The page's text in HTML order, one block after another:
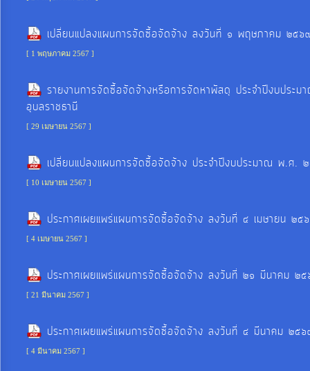
การ
และ
พัฒนา
ทรัพยากร
การ
จัด
ซื้อ
จัด
จ้าง
เงิน
การ
เปลี่ยนแปลงแผนการจัดซื้อจัดจ้าง ลงวันที่ ๑ พฤษภาคม ๒๕
[ 1 พฤษภาคม 2567 ]
รายงานการจัดซื้อจัดจ้างหรือการจัดหาพัสดุ ประจำปีงบปร
อุบลราชธานี
[ 29 เมษายน 2567 ]
เปลี่ยนแปลงแผนการจัดซื้อจัดจ้าง ประจำปีงบประมาณ พ.ศ.
[ 10 เมษายน 2567 ]
ประกาศเผยแพร่แผนการจัดซื้อจัดจ้าง ลงวันที่ ๔ เมษายน ๒
[ 4 เมษายน 2567 ]
ประกาศเผยแพร่แผนการจัดซื้อจัดจ้าง ลงวันที่ ๒๑ มีนาคม
[ 21 มีนาคม 2567 ]
ประกาศเผยแพร่แผนการจัดซื้อจัดจ้าง ลงวันที่ ๔ มีนาคม ๒
[ 4 มีนาคม 2567 ]